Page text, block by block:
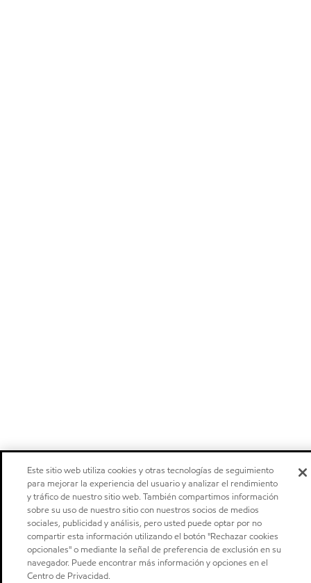
Este sitio web utiliza cookies y otras tecnologías de seguimiento
para mejorar la experiencia del usuario y analizar el rendimiento
y tráfico de nuestro sitio web. También compartimos información
sobre su uso de nuestro sitio con nuestros socios de medios
sociales, publicidad y análisis, pero usted puede optar por no
compartir esta información utilizando el botón "Rechazar cookies
opcionales" o mediante la señal de preferencia de exclusión en su
navegador. Puede encontrar más información y opciones en el
Centro de Privacidad.